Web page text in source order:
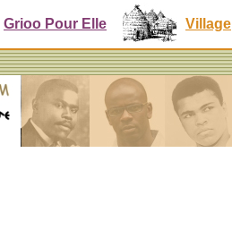
Grioo Pour Elle Village